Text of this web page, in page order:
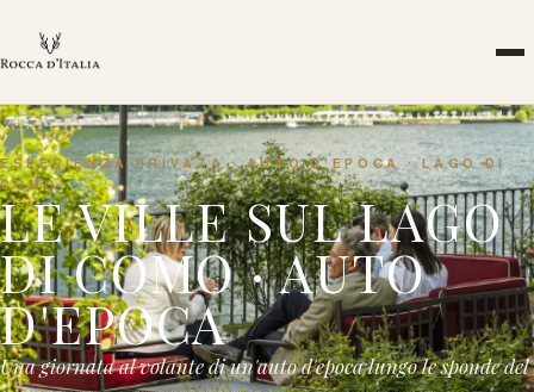
ESPERIENZA PRIVATA · AUTO D'EPOCA · LAGO DI
COMO
LE VILLE SUL LAGO
DI COMO · AUTO
D'EPOCA
Una giornata al volante di un'auto d'epoca lungo le sponde del